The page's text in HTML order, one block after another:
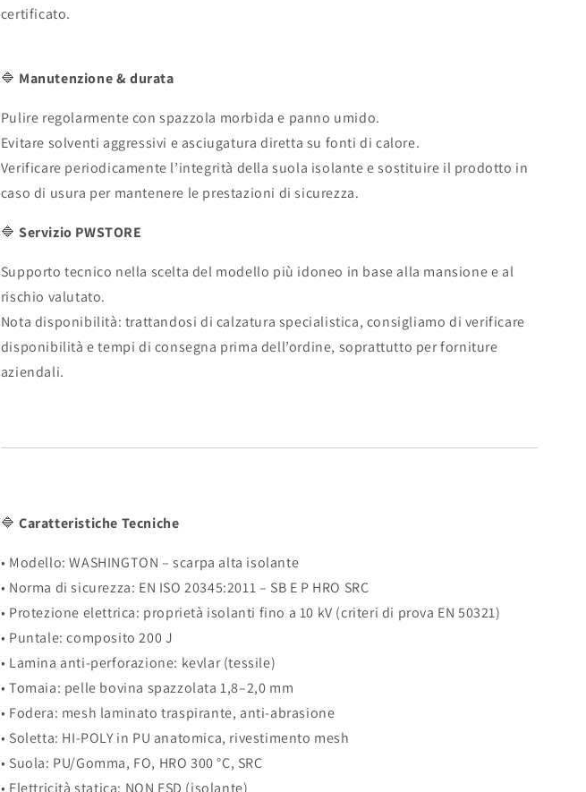
certificato.
🔷 Manutenzione & durata
Pulire regolarmente con spazzola morbida e panno umido.
Evitare solventi aggressivi e asciugatura diretta su fonti di calore.
Verificare periodicamente l’integrità della suola isolante e sostituire il prodotto in
caso di usura per mantenere le prestazioni di sicurezza.
🔷 Servizio PWSTORE
Supporto tecnico nella scelta del modello più idoneo in base alla mansione e al
rischio valutato.
Nota disponibilità: trattandosi di calzatura specialistica, consigliamo di verificare
disponibilità e tempi di consegna prima dell’ordine, soprattutto per forniture
aziendali.
🔷 Caratteristiche Tecniche
• Modello: WASHINGTON – scarpa alta isolante
• Norma di sicurezza: EN ISO 20345:2011 – SB E P HRO SRC
• Protezione elettrica: proprietà isolanti fino a 10 kV (criteri di prova EN 50321)
• Puntale: composito 200 J
• Lamina anti-perforazione: kevlar (tessile)
• Tomaia: pelle bovina spazzolata 1,8–2,0 mm
• Fodera: mesh laminato traspirante, anti-abrasione
• Soletta: HI-POLY in PU anatomica, rivestimento mesh
• Suola: PU/Gomma, FO, HRO 300 °C, SRC